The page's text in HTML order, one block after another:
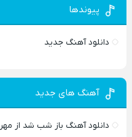
پیوندها
دانلود آهنگ جدید
آهنگ های جدید
دانلود آهنگ باز شب شد از